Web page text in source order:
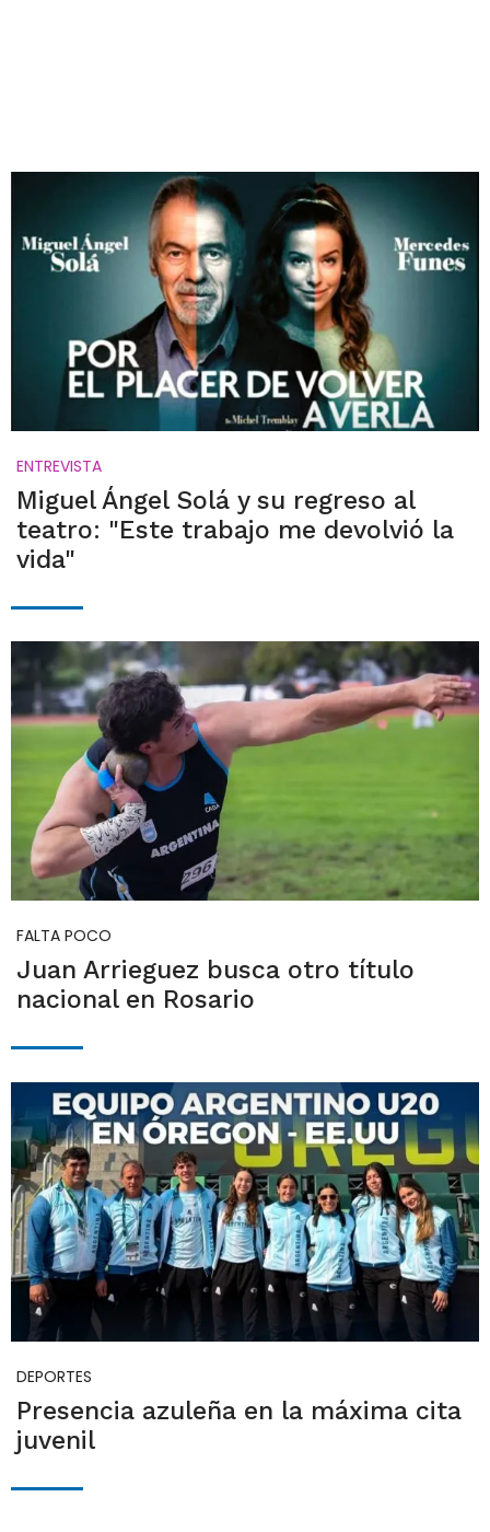
ENTREVISTA
Miguel Ángel Solá y su regreso al
teatro: "Este trabajo me devolvió la
vida"
FALTA POCO
Juan Arrieguez busca otro título
nacional en Rosario
DEPORTES
Presencia azuleña en la máxima cita
juvenil